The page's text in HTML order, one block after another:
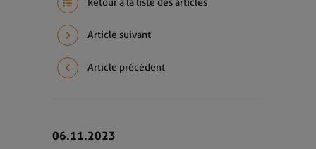
Retour à la liste des articles
Article suivant
Article précédent
06.11.2023